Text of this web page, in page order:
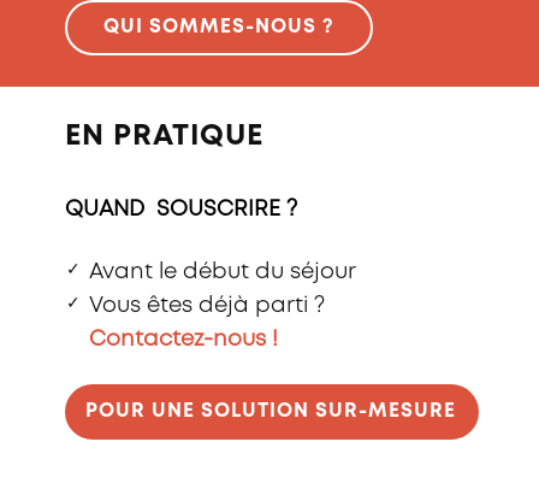
QUI SOMMES-NOUS ?
EN PRATIQUE
QUAND SOUSCRIRE ?
✓ Avant le début du séjour
✓
Vous êtes déjà parti ?
Contactez-nous !
POUR UNE SOLUTION SUR-MESURE